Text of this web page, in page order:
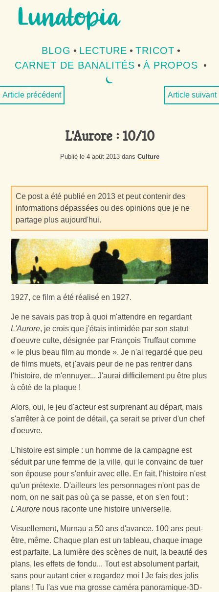
Aller au contenu
Aller au menu
BLOG • LECTURE • TRICOT •
CARNET DE BANALITÉS • À PROPOS •
⏾
MODE SOMBRE
Article précédent Article suivant
L'Aurore : 10/10
Publié le 4 août 2013 dans Culture
Ce post a été publié en 2013 et peut contenir des
informations dépassées ou des opinions que je ne
partage plus aujourd'hui.
1927, ce film a été réalisé en 1927.
Je ne savais pas trop à quoi m'attendre en regardant
L'Aurore, je crois que j'étais intimidée par son statut
d'oeuvre culte, désignée par François Truffaut comme
« le plus beau film au monde ». Je n'ai regardé que peu
de films muets, et j'avais peur de ne pas rentrer dans
l'histoire, de m'ennuyer... J'aurai difficilement pu être plus
à côté de la plaque !
Alors, oui, le jeu d'acteur est surprenant au départ, mais
s'arrêter à ce point de détail, ça serait se priver d'un chef
d'oeuvre.
L'histoire est simple : un homme de la campagne est
séduit par une femme de la ville, qui le convainc de tuer
son épouse pour s'enfuir avec elle. En fait, l'histoire n'est
qu'un prétexte. D'ailleurs les personnages n'ont pas de
nom, on ne sait pas où ça se passe, et on s'en fout :
L'Aurore nous raconte une histoire universelle.
Visuellement, Murnau a 50 ans d'avance. 100 ans peut-
être, même. Chaque plan est un tableau, chaque image
est parfaite. La lumière des scènes de nuit, la beauté des
plans, les effets de fondu... Tout est absolument parfait,
sans pour autant crier « regardez moi ! Je fais des jolis
plans ! Tu l'as vue ma grosse caméra panoramique-3D-